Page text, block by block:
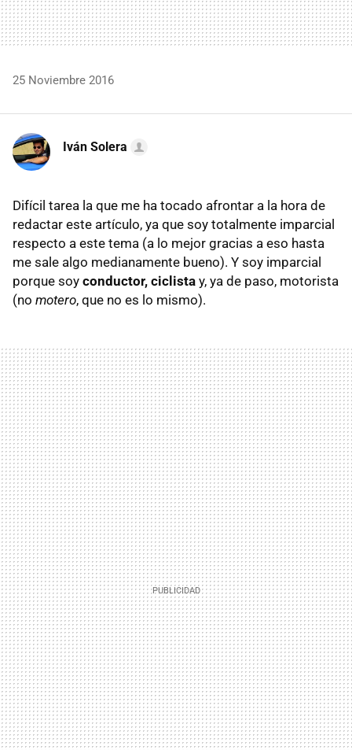
25 Noviembre 2016
Iván Solera
Difícil tarea la que me ha tocado afrontar a la hora de
redactar este artículo, ya que soy totalmente imparcial
respecto a este tema (a lo mejor gracias a eso hasta
me sale algo medianamente bueno). Y soy imparcial
porque soy conductor, ciclista y, ya de paso, motorista
(no motero, que no es lo mismo).